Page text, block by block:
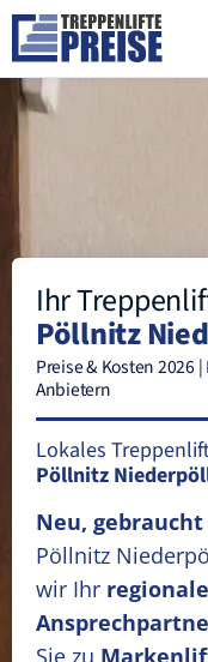
Ihr
Pöllnitz
Preise & Kosten 2026
Anbietern
Lokales
Pöllnitz
Neu,
Pöllnitz
wir Ihr
Sie zu